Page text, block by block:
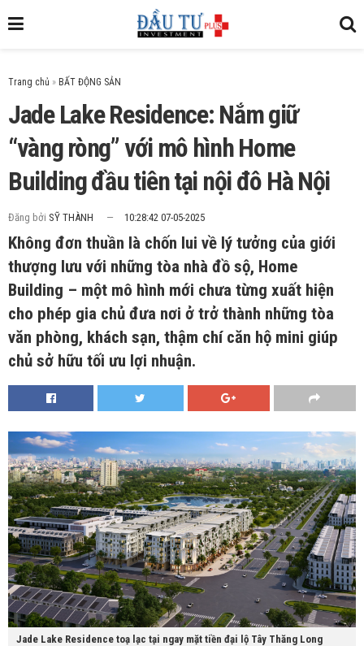
Trang chủ »
Jade Lake Residence​: Nắm giữ
“vàng ròng” với mô hình Home
Building đầu tiên tại nội đô Hà Nội
Đăng bởi SỸ THÀNH 10:28:42 07-05-2025
Không đơn thuần là chốn lui về lý tưởng của giới
thượng lưu với những tòa nhà đồ sộ, Home
Building – một mô hình mới chưa từng xuất hiện
cho phép gia chủ đưa nơi ở trở thành những tòa
văn phòng, khách sạn, thậm chí căn hộ mini giúp
chủ sở hữu tối ưu lợi nhuận.
Jade Lake Residence toạ lạc tại ngay mặt tiền đại lộ Tây Thăng Long